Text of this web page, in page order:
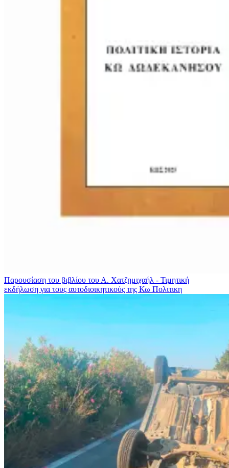
Παρουσίαση του βιβλίου του Α. Χατζημιχαήλ - Τιμητική
εκδήλωση για τους αυτοδιοικητικούς της Κω Πολιτικη